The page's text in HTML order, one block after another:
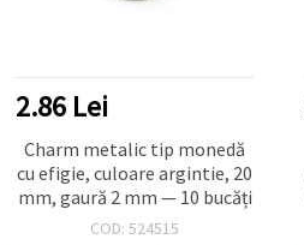
2.86 Lei
Charm metalic tip monedă
cu efigie, culoare argintie, 20
mm, gaură 2 mm — 10 bucăți
COD: 524515